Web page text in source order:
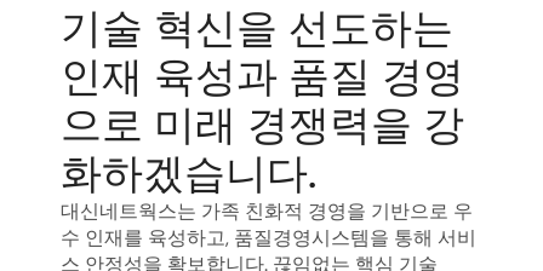
기술 혁신을 선도하는
인재 육성과 품질 경영
으로 미래 경쟁력을 강
화하겠습니다.
대신네트웍스는 가족 친화적 경영을 기반으로 우
수 인재를 육성하고, 품질경영시스템을 통해 서비
스 안정성을 확보합니다. 끊임없는 핵심 기술